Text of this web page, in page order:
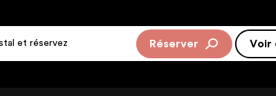
Réserver Voir